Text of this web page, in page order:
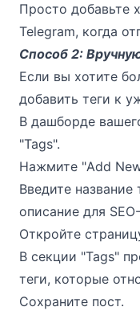
Просто добавьте
Telegram, когда
Способ 2:
Если вы хотите
добавить теги к
В дашборде
"Tags".
Нажмите "Add
Введите название
описание для
Откройте
В секции "Tags"
теги, которые
Сохраните пост.